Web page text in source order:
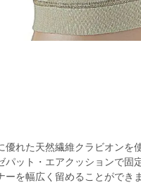
優れた天然繊維クラビオンを使
パット・エアクッションで固
ーを幅広く留めることができ